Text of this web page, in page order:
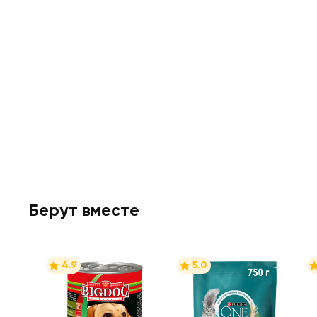
Берут вместе
4.9 5.0